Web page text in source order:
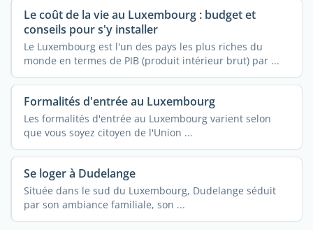
Le coût de la vie au Luxembourg : budget et
conseils pour s'y installer
Le Luxembourg est l'un des pays les plus riches du
monde en termes de PIB (produit intérieur brut) par ...
Formalités d'entrée au Luxembourg
Les formalités d'entrée au Luxembourg varient selon
que vous soyez citoyen de l'Union ...
Se loger à Dudelange
Située dans le sud du Luxembourg, Dudelange séduit
par son ambiance familiale, son ...